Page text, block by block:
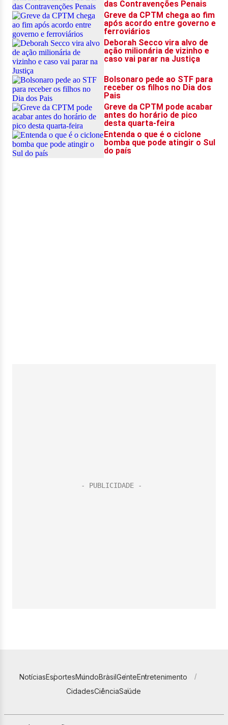
NotíciasEsportesMundoBrasilGenteEntretenimento
CidadesCiênciaSaúde